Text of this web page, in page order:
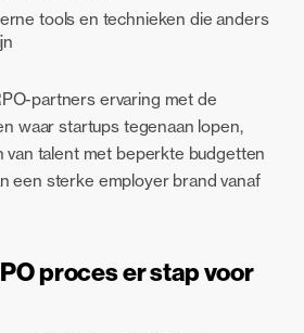
tools en technieken die anders
partners ervaring met de
waar startups tegenaan lopen,
van talent met beperkte budgetten
een sterke employer brand vanaf
proces er stap voor